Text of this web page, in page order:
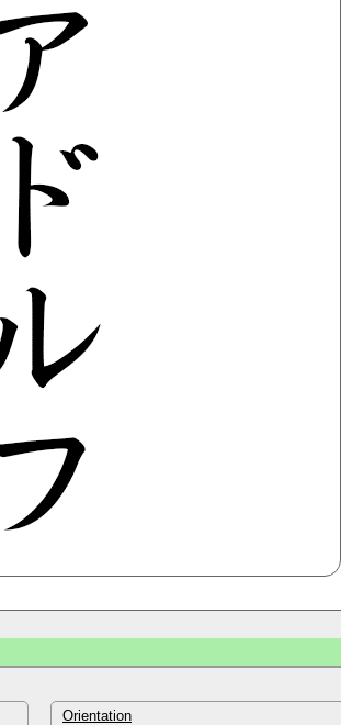
Orientation